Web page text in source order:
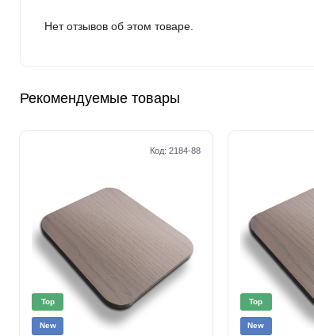
Нет отзывов об этом товаре.
Рекомендуемые товары
Код: 2184-88
Top
New
Top
New